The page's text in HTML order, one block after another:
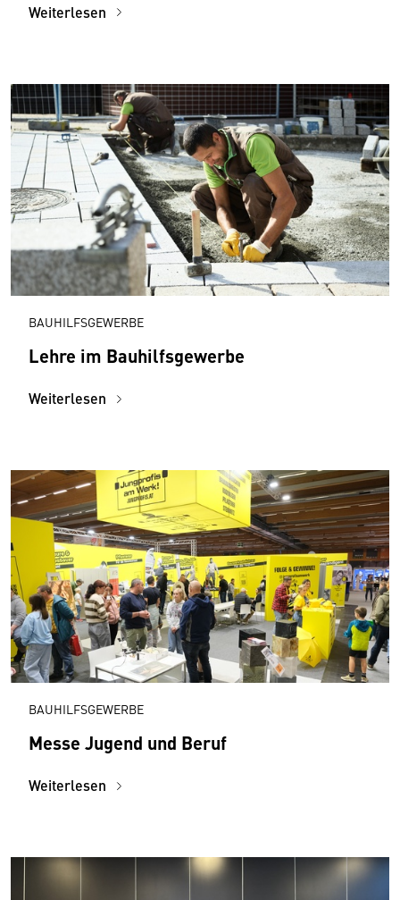
Weiterlesen
BAUHILFSGEWERBE
Lehre im Bauhilfsgewerbe
Weiterlesen
BAUHILFSGEWERBE
Messe Jugend und Beruf
Weiterlesen